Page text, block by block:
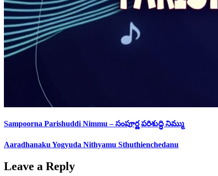
Sampoorna Parishuddi Nimmu – సంపూర్ణ పరిశుద్ధి నిమ్ము
Aaradhanaku Yogyuda Nithyamu Sthuthienchedanu
Leave a Reply